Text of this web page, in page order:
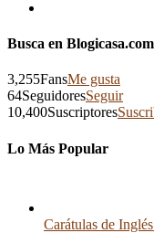
Busca en Blogicasa.com
3,255FansMe gusta
64SeguidoresSeguir
10,400Suscriptores
Lo Más Popular
Carátulas de